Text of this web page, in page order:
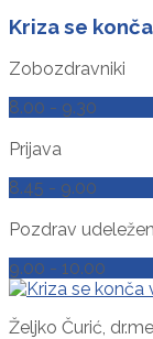
Kriza se
Zobozdravniki
8.00 - 9.30
Prijava
8.45 - 9.00
Pozdrav
9.00 - 10.00
Željko Čurić,